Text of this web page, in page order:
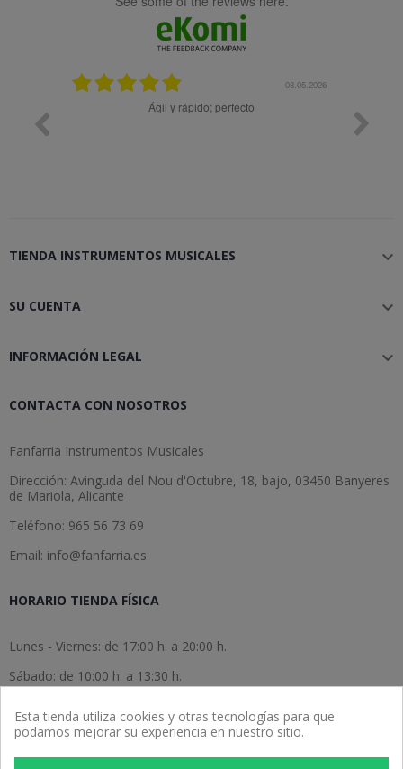
08.05.2026
Ágil y rápido; perfecto
TIENDA INSTRUMENTOS MUSICALES 
SU CUENTA 
INFORMACIÓN LEGAL 
CONTACTA CON NOSOTROS
Fanfarria Instrumentos Musicales
Dirección: Avinguda del Nou d'Octubre, 18, bajo, 03450 Banyeres
de Mariola, Alicante
Teléfono: 965 56 73 69
Email: info@fanfarria.es
HORARIO TIENDA FÍSICA
Lunes - Viernes: de 17:00 h. a 20:00 h.
Sábado: de 10:00 h. a 13:30 h.
Esta tienda utiliza cookies y otras tecnologías para que
podamos mejorar su experiencia en nuestro sitio.